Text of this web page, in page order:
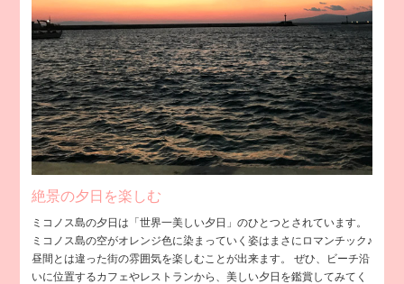
絶景の夕日を楽しむ
ミコノス島の夕日は「世界一美しい夕日」のひとつとされています。
ミコノス島の空がオレンジ色に染まっていく姿はまさにロマンチック♪
昼間とは違った街の雰囲気を楽しむことが出来ます。 ぜひ、ビーチ沿
いに位置するカフェやレストランから、美しい夕日を鑑賞してみてく